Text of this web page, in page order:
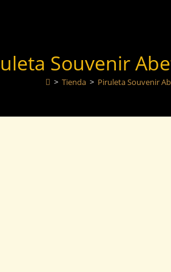
Souvenir
> Tienda > Piruleta Souvenir